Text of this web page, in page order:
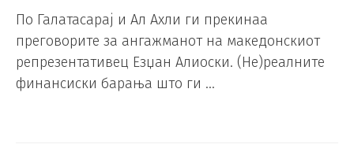
По Галатасарај и Ал Ахли ги прекинаа
преговорите за ангажманот на македонскиот
репрезентативец Езџан Алиоски. (Не)реалните
финансиски барања што ги …